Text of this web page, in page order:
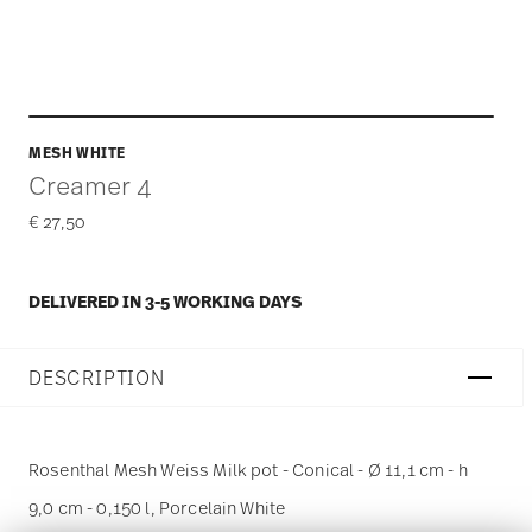
MESH WHITE
Creamer 4
€ 27,50
DELIVERED IN 3-5 WORKING DAYS
DESCRIPTION
Rosenthal Mesh Weiss Milk pot - Conical - Ø 11,1 cm - h
9,0 cm - 0,150 l, Porcelain White